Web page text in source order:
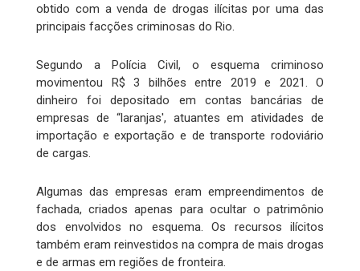
obtido com a venda de drogas ilícitas por uma das
principais facções criminosas do Rio.
Segundo a Polícia Civil, o esquema criminoso
movimentou R$ 3 bilhões entre 2019 e 2021. O
dinheiro foi depositado em contas bancárias de
empresas de “laranjas', atuantes em atividades de
importação e exportação e de transporte rodoviário
de cargas.
Algumas das empresas eram empreendimentos de
fachada, criados apenas para ocultar o patrimônio
dos envolvidos no esquema. Os recursos ilícitos
também eram reinvestidos na compra de mais drogas
e de armas em regiões de fronteira.